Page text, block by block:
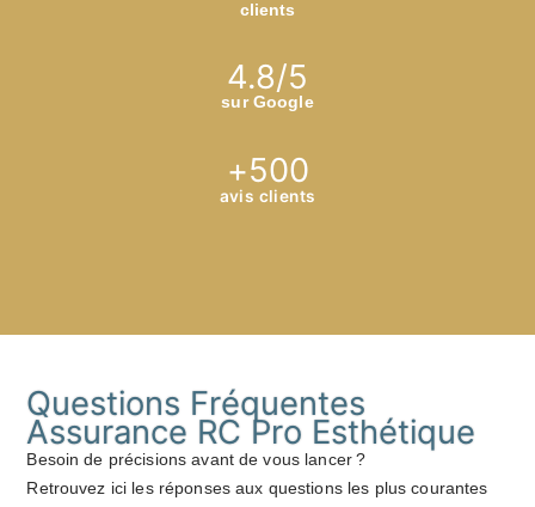
clients
sur Google
4.8/5
avis clients
+500
Questions Fréquentes
Assurance RC Pro Esthétique
Besoin de précisions avant de vous lancer ?
Retrouvez ici les réponses aux questions les plus courantes